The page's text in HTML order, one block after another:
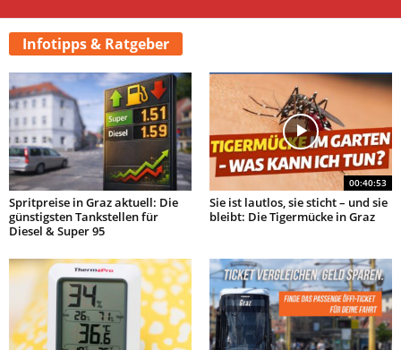
Infotipps & Ratgeber
Spritpreise in Graz aktuell: Die
günstigsten Tankstellen für
Diesel & Super 95
00:40:53
Sie ist lautlos, sie sticht – und sie
bleibt: Die Tigermücke in Graz